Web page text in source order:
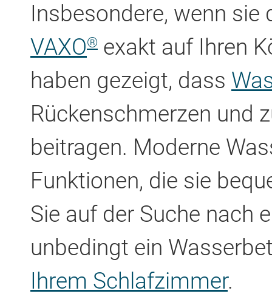
Insbesondere, wenn sie
VAXO® exakt auf Ihren
haben gezeigt, dass
Rückenschmerzen und
beitragen. Moderne
Funktionen, die sie
Sie auf der Suche nach
unbedingt ein
Ihrem Schlafzimmer.